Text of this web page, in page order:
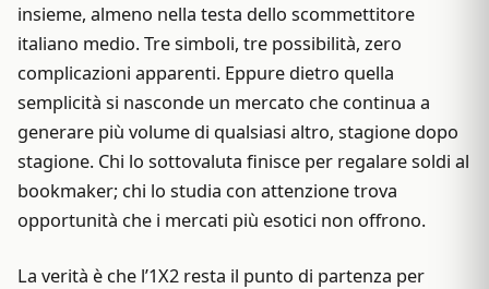
insieme, almeno nella testa dello scommettitore
italiano medio. Tre simboli, tre possibilità, zero
complicazioni apparenti. Eppure dietro quella
semplicità si nasconde un mercato che continua a
generare più volume di qualsiasi altro, stagione dopo
stagione. Chi lo sottovaluta finisce per regalare soldi al
bookmaker; chi lo studia con attenzione trova
opportunità che i mercati più esotici non offrono.
La verità è che l’1X2 resta il punto di partenza per